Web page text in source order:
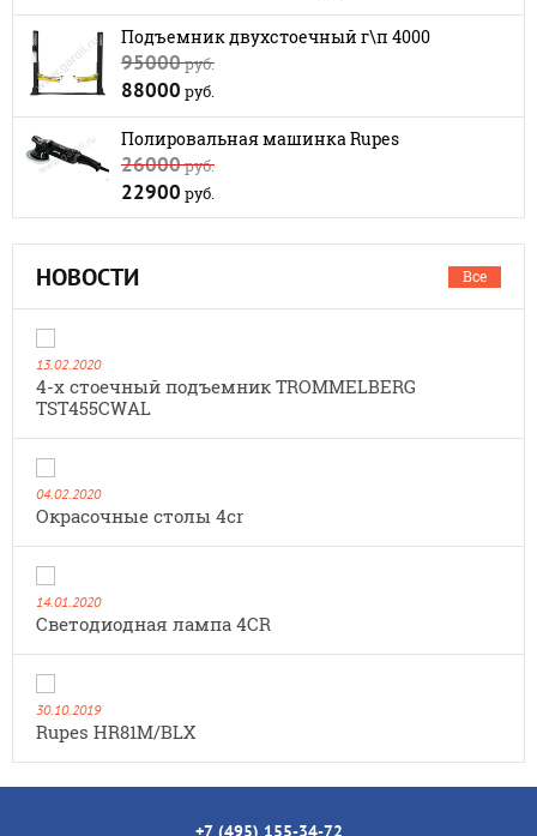
Подъемник двухстоечный г\п 4000
95000руб.
88000 руб.
Полировальная машинка Rupes
26000руб.
22900 руб.
НОВОСТИ Все
13.02.2020
4-х стоечный подъемник TROMMELBERG
TST455CWAL
04.02.2020
Окрасочные столы 4cr
14.01.2020
Cветодиодная лампа 4CR
30.10.2019
Rupes HR81M/BLX
+7 (495) 155-34-72